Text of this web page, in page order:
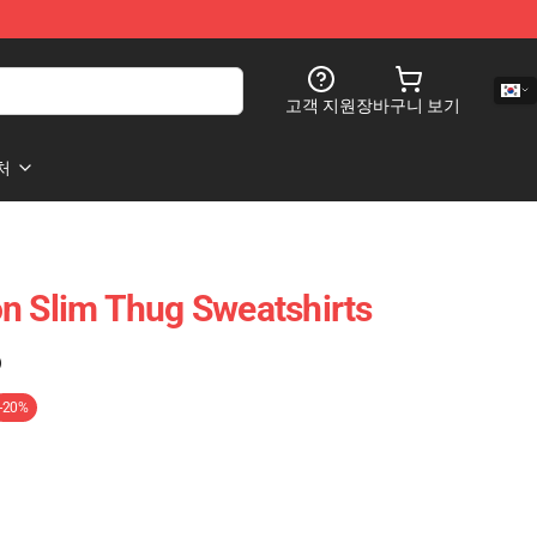
고객 지원장바구니 보기
Slim Thug Sweatshirts
-20%